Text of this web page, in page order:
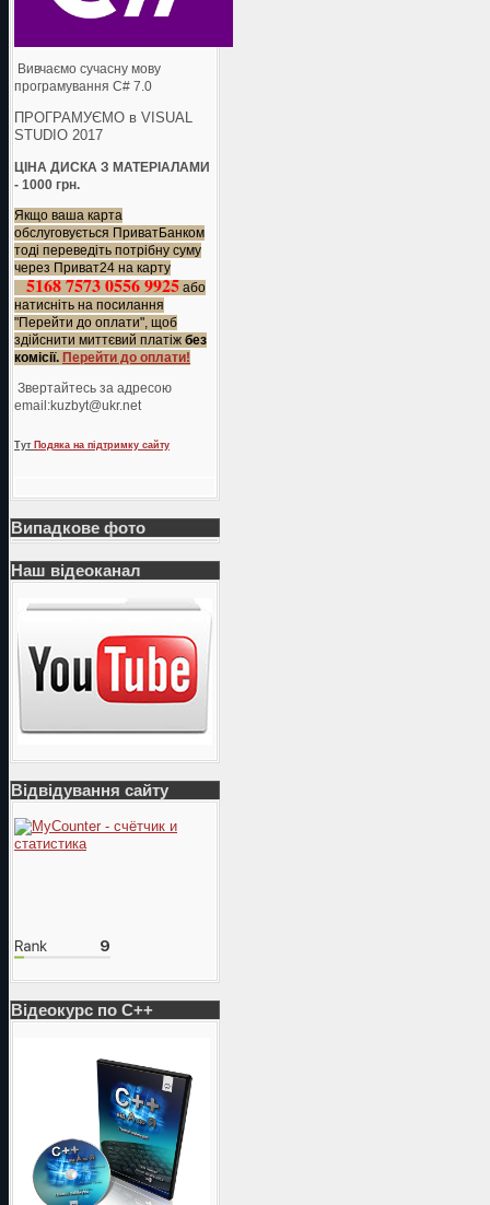
Вивчаємо сучасну мову
програмування C# 7.0
ПРОГРАМУЄМО в VISUAL
STUDIO 2017
ЦІНА ДИСКА З МАТЕРІАЛАМИ
- 1000 грн.
Якщо ваша карта
обслуговується ПриватБанком
тоді переведіть потрібну суму
через Приват24 на карту
5168 7573 0556 9925 або
натисніть на посилання
"Перейти до оплати", щоб
здійснити миттєвий платіж без
комісії. Перейти до оплати!
Звертайтесь за адресою
еmail:kuzbyt@ukr.net
Тут Подяка на підтримку сайту
Випадкове фото
Наш відеоканал
Відвідування сайту
Відеокурс по С++